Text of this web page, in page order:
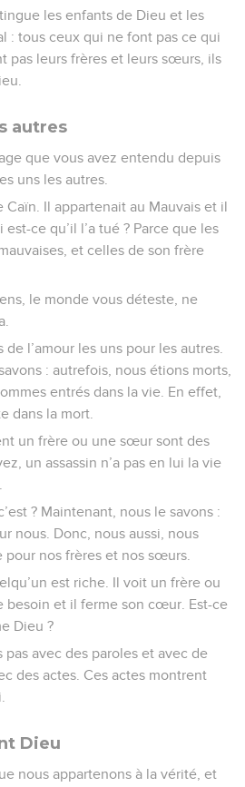
les enfants de Dieu et les
: tous ceux qui ne font pas ce qui
pas leurs frères et leurs sœurs, ils
autres
que vous avez entendu depuis
uns les autres.
Caïn. Il appartenait au Mauvais et il
ce qu’il l’a tué ? Parce que les
et celles de son frère
le monde vous déteste, ne
de l’amour les uns pour les autres.
: autrefois, nous étions morts,
entrés dans la vie. En effet,
dans la mort.
un frère ou une sœur sont des
un assassin n’a pas en lui la vie
? Maintenant, nous le savons :
nous. Donc, nous aussi, nous
nos frères et nos sœurs.
est riche. Il voit un frère ou
besoin et il ferme son cœur. Est-ce
Dieu ?
pas avec des paroles et avec de
des actes. Ces actes montrent
Dieu
nous appartenons à la vérité, et